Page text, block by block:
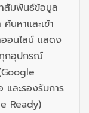
าสัมพันธ์ข้อมูล
นหาและเข้า
อนไลน์ แสดง
ทุกอุปกรณ์
ละรองรับการ
Ready)